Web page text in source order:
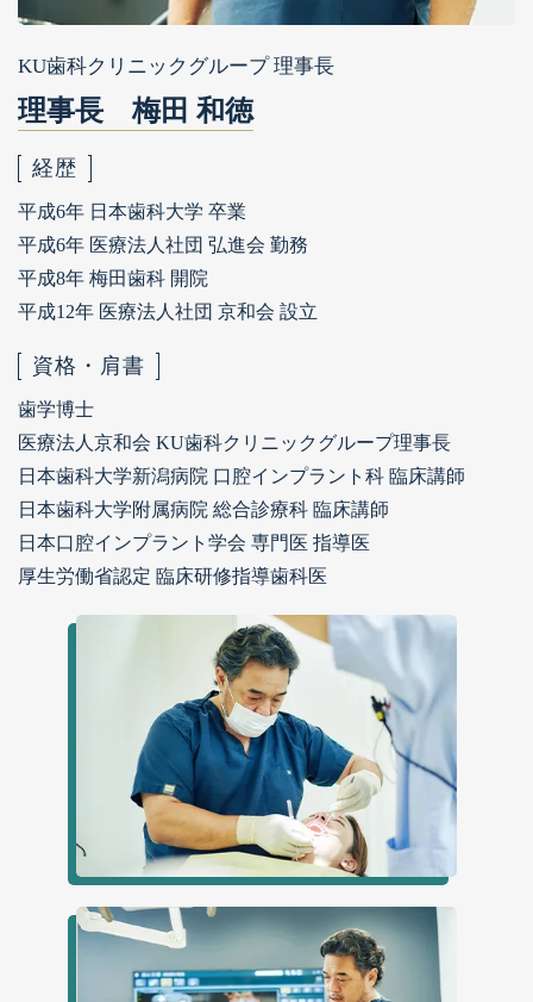
カウンセリング専用
予約の変更・キャンセルはお電話で
月火水金 9:30～13:00 14:00～18:30 / 土曜日 9:00～15:00
KU歯科クリニックグループ 理事長
理事長 梅田 和徳
経歴
平成6年 日本歯科大学 卒業
平成6年 医療法人社団 弘進会 勤務
平成8年 梅田歯科 開院
平成12年 医療法人社団 京和会 設立
資格・肩書
歯学博士
医療法人京和会 KU歯科クリニックグループ理事長
日本歯科大学新潟病院 口腔インプラント科 臨床講師
日本歯科大学附属病院 総合診療科 臨床講師
日本口腔インプラント学会 専門医 指導医
厚生労働省認定 臨床研修指導歯科医